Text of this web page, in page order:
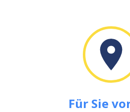
Für Sie